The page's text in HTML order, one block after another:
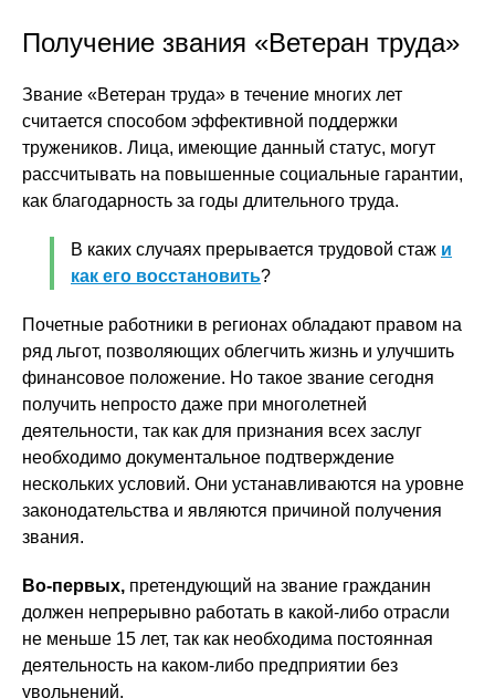
Получение звания «Ветеран труда»
Звание «Ветеран труда» в течение многих лет
считается способом эффективной поддержки
тружеников. Лица, имеющие данный статус, могут
рассчитывать на повышенные социальные гарантии,
как благодарность за годы длительного труда.
В каких случаях прерывается трудовой стаж и
как его восстановить?
Почетные работники в регионах обладают правом на
ряд льгот, позволяющих облегчить жизнь и улучшить
финансовое положение. Но такое звание сегодня
получить непросто даже при многолетней
деятельности, так как для признания всех заслуг
необходимо документальное подтверждение
нескольких условий. Они устанавливаются на уровне
законодательства и являются причиной получения
звания.
Во-первых, претендующий на звание гражданин
должен непрерывно работать в какой-либо отрасли
не меньше 15 лет, так как необходима постоянная
деятельность на каком-либо предприятии без
увольнений.